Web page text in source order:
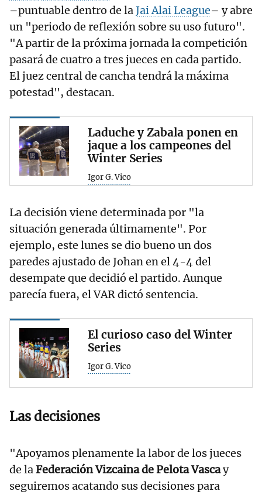
–puntuable dentro de laJai Alai League– y abre
un "periodo de reflexión sobre su uso futuro".
"A partir de la próxima jornada la competición
pasará de cuatro a tres jueces en cada partido.
El juez central de cancha tendrá la máxima
potestad", destacan.
Laduche y Zabala ponen en
jaque a los campeones del
Winter Series
Igor G. Vico
La decisión viene determinada por "la
situación generada últimamente". Por
ejemplo, este lunes se dio bueno un dos
paredes ajustado de Johan en el 4-4 del
desempate que decidió el partido. Aunque
parecía fuera, el VAR dictó sentencia.
El curioso caso del Winter
Series
Igor G. Vico
Las decisiones
"Apoyamos plenamente la labor de los jueces
de laFederación Vizcaina de Pelota Vascay
seguiremos acatando sus decisiones para